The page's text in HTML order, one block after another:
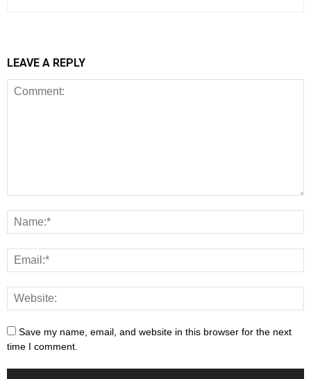
LEAVE A REPLY
Save my name, email, and website in this browser for the next
time I comment.